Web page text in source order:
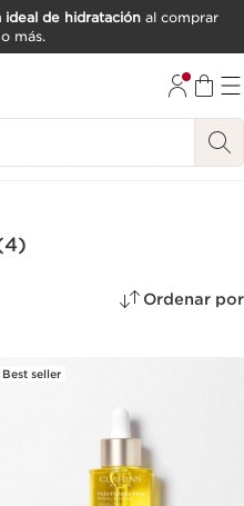
de hidrataciónal comprar
más.
Ordenar por
Best seller